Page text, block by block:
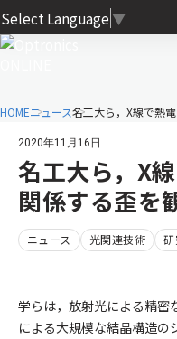
Select Language ▼
HOMEニュース名工大ら，X線で熱
2020年11月16日
名工大ら，X
関係する歪を
ニュース 光関連技術
学らは，放射光による精密
による大規模な結晶構造の